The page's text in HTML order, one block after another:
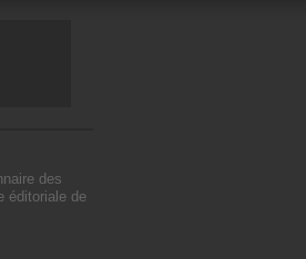
des
éditoriale de